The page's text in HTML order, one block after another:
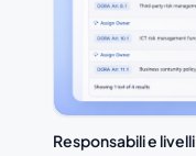
Responsabili e livelli